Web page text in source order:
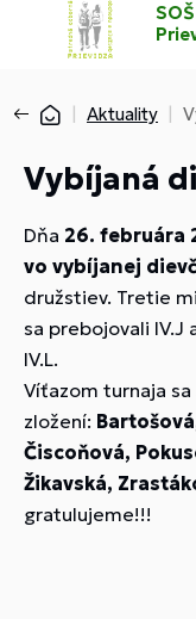
Aktuality
Vybíjaná
Dňa 26. februára
vo vybíjanej
družstiev. Tretie
sa prebojovali IV.J
IV.L.
Víťazom turnaja
zložení:
Čiscoňová,
Žikavská,
gratulujeme!!!